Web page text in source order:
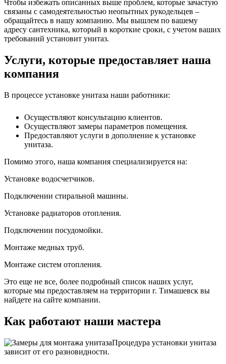
Чтобы избежать описанных выше проблем, которые зачастую
связаны с самодеятельностью неопытных рукодельцев –
обращайтесь в нашу компанию. Мы вышлем по вашему
адресу сантехника, который в короткие сроки, с учетом ваших
требований установит унитаз.
Услуги, которые предоставляет наша
компания
В процессе установке унитаза наши работники:
Осуществляют консультацию клиентов.
Осуществляют замеры параметров помещения.
Предоставляют услуги в дополнение к установке
унитаза.
Помимо этого, наша компания специализируется на:
Установке водосчетчиков.
Подключении стиральной машины.
Установке радиаторов отопления.
Подключении посудомойки.
Монтаже медных труб.
Монтаже систем отопления.
Это еще не все, более подробный список наших услуг,
которые мы предоставляем на территории г. Тимашевск вы
найдете на сайте компании.
Как работают наши мастера
Процедура установки унитаза
зависит от его разновидности.